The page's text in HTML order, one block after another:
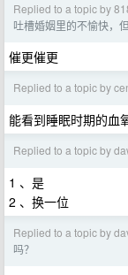
Replied to a topic by
吐槽婚姻里的不愉快，
催更催更
Replied to a topic by
能看到睡眠时期的血
Replied to a topic by
1 、是
2 、换一位
Replied to a topic by
吗？